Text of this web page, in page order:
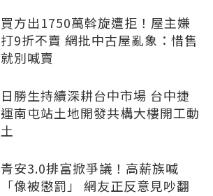
買方出1750萬斡旋遭拒！屋主嫌
打9折不賣 網批中古屋亂象：惜售
就別喊賣
日勝生持續深耕台中市場 台中捷
運南屯站土地開發共構大樓開工動
土
青安3.0排富掀爭議！高薪族喊
「像被懲罰」 網友正反意見吵翻